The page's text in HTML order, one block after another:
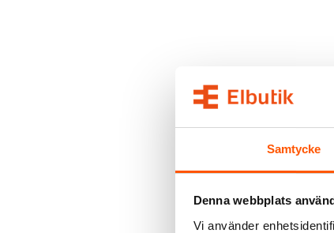
Samtycke
Denna webbplats
Vi använder